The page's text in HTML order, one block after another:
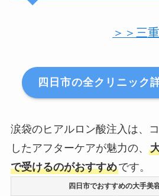
＞＞三
四日市の全クリニック
涙袋のヒアルロン酸注入は、
したアフターケアが魅力の、
で受けるのがおすすめです。
四日市でおすすめの大手美